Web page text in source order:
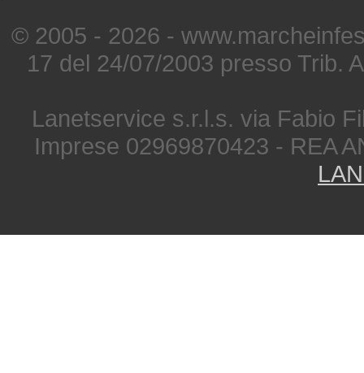
© 2005 - 2026 -
17 del 24/07/2003 presso Trib.
Lanetservice s.r.l.s. via Fabio
Imprese 02969870423 - REA